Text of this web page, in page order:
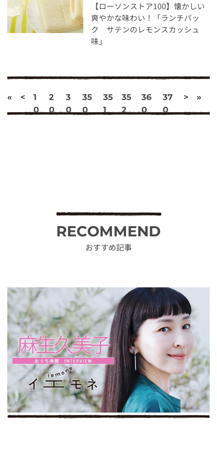
【ローソンストア100】懐かしい
爽やかな味わい！「ランチパッ
ク サテンのレモンスカッシュ
味」
« <
1
0
2
0
3
0
35
0
35
1
35
2
36
0
37
0
> »
RECOMMEND
おすすめ記事